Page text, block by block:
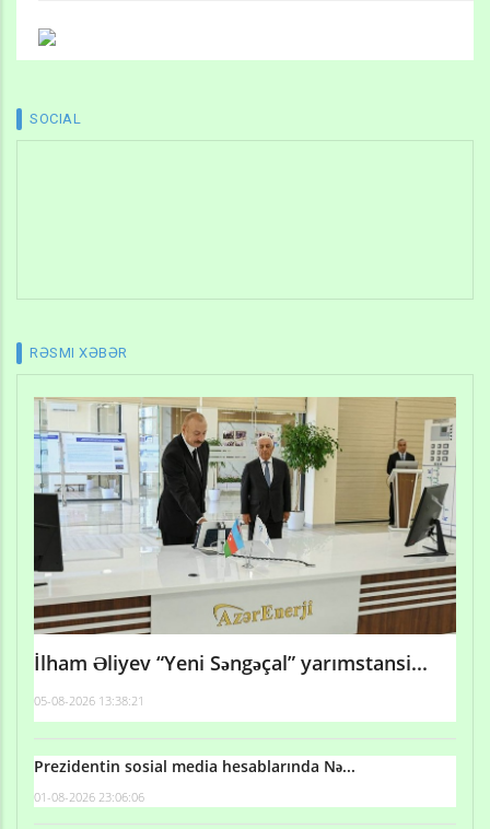
SOCIAL
RƏSMI XƏBƏR
İlham Əliyev “Yeni Səngəçal” yarımstansi...
05-08-2026 13:38:21
Prezidentin sosial media hesablarında Nə...
01-08-2026 23:06:06